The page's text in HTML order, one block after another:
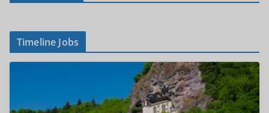
Timeline Jobs